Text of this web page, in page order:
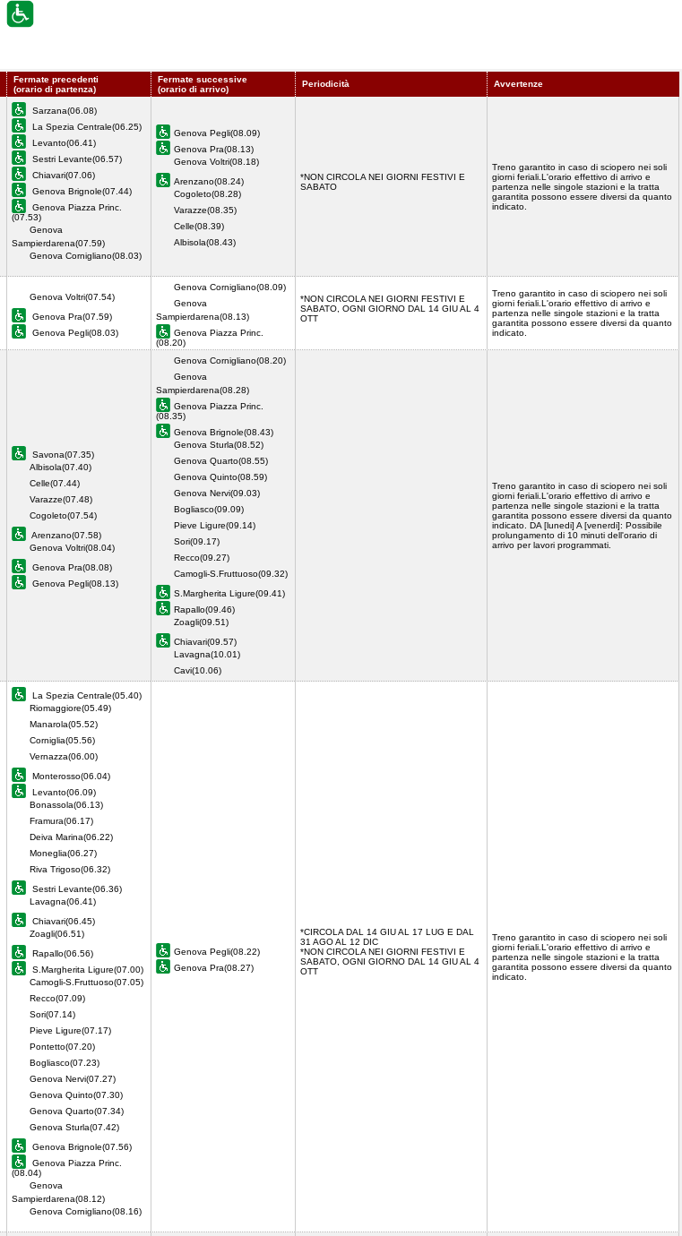
Fermate precedenti
(orario di partenza)
Fermate successive
(orario di arrivo)
Periodicità Avvertenze
Sarzana(06.08)
La Spezia Centrale(06.25)
Levanto(06.41)
Sestri Levante(06.57)
Chiavari(07.06)
Genova Brignole(07.44)
Genova Piazza Princ.
(07.53)
Genova
Sampierdarena(07.59)
Genova Cornigliano(08.03)
Genova Pegli(08.09)
Genova Pra(08.13)
Genova Voltri(08.18)
Arenzano(08.24)
Cogoleto(08.28)
Varazze(08.35)
Celle(08.39)
Albisola(08.43)
*NON CIRCOLA NEI GIORNI FESTIVI E
SABATO
Treno garantito in caso di sciopero nei soli
giorni feriali.L'orario effettivo di arrivo e
partenza nelle singole stazioni e la tratta
garantita possono essere diversi da quanto
indicato.
Genova Voltri(07.54)
Genova Pra(07.59)
Genova Pegli(08.03)
Genova Cornigliano(08.09)
Genova
Sampierdarena(08.13)
Genova Piazza Princ.
(08.20)
*NON CIRCOLA NEI GIORNI FESTIVI E
SABATO, OGNI GIORNO DAL 14 GIU AL 4
OTT
Treno garantito in caso di sciopero nei soli
giorni feriali.L'orario effettivo di arrivo e
partenza nelle singole stazioni e la tratta
garantita possono essere diversi da quanto
indicato.
Savona(07.35)
Albisola(07.40)
Celle(07.44)
Varazze(07.48)
Cogoleto(07.54)
Arenzano(07.58)
Genova Voltri(08.04)
Genova Pra(08.08)
Genova Pegli(08.13)
Genova Cornigliano(08.20)
Genova
Sampierdarena(08.28)
Genova Piazza Princ.
(08.35)
Genova Brignole(08.43)
Genova Sturla(08.52)
Genova Quarto(08.55)
Genova Quinto(08.59)
Genova Nervi(09.03)
Bogliasco(09.09)
Pieve Ligure(09.14)
Sori(09.17)
Recco(09.27)
Camogli-S.Fruttuoso(09.32)
S.Margherita Ligure(09.41)
Rapallo(09.46)
Zoagli(09.51)
Chiavari(09.57)
Lavagna(10.01)
Cavi(10.06)
Treno garantito in caso di sciopero nei soli
giorni feriali.L'orario effettivo di arrivo e
partenza nelle singole stazioni e la tratta
garantita possono essere diversi da quanto
indicato. DA [lunedi] A [venerdi]: Possibile
prolungamento di 10 minuti dell'orario di
arrivo per lavori programmati.
La Spezia Centrale(05.40)
Riomaggiore(05.49)
Manarola(05.52)
Corniglia(05.56)
Vernazza(06.00)
Monterosso(06.04)
Levanto(06.09)
Bonassola(06.13)
Framura(06.17)
Deiva Marina(06.22)
Moneglia(06.27)
Riva Trigoso(06.32)
Sestri Levante(06.36)
Lavagna(06.41)
Chiavari(06.45)
Zoagli(06.51)
Rapallo(06.56)
S.Margherita Ligure(07.00)
Camogli-S.Fruttuoso(07.05)
Recco(07.09)
Sori(07.14)
Pieve Ligure(07.17)
Pontetto(07.20)
Bogliasco(07.23)
Genova Nervi(07.27)
Genova Quinto(07.30)
Genova Quarto(07.34)
Genova Sturla(07.42)
Genova Brignole(07.56)
Genova Piazza Princ.
(08.04)
Genova
Sampierdarena(08.12)
Genova Cornigliano(08.16)
Genova Pegli(08.22)
Genova Pra(08.27)
*CIRCOLA DAL 14 GIU AL 17 LUG E DAL
31 AGO AL 12 DIC
*NON CIRCOLA NEI GIORNI FESTIVI E
SABATO, OGNI GIORNO DAL 14 GIU AL 4
OTT
Treno garantito in caso di sciopero nei soli
giorni feriali.L'orario effettivo di arrivo e
partenza nelle singole stazioni e la tratta
garantita possono essere diversi da quanto
indicato.